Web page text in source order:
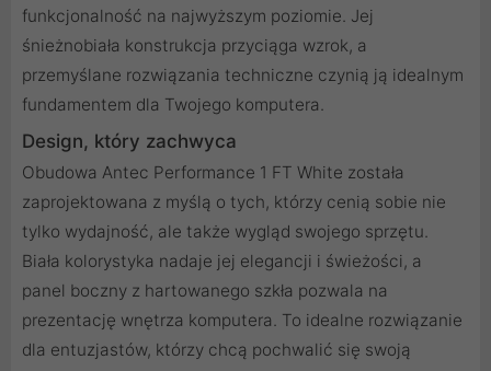
funkcjonalność na najwyższym poziomie. Jej
śnieżnobiała konstrukcja przyciąga wzrok, a
przemyślane rozwiązania techniczne czynią ją idealnym
fundamentem dla Twojego komputera.
Design, który zachwyca
Obudowa Antec Performance 1 FT White została
zaprojektowana z myślą o tych, którzy cenią sobie nie
tylko wydajność, ale także wygląd swojego sprzętu.
Biała kolorystyka nadaje jej elegancji i świeżości, a
panel boczny z hartowanego szkła pozwala na
prezentację wnętrza komputera. To idealne rozwiązanie
dla entuzjastów, którzy chcą pochwalić się swoją